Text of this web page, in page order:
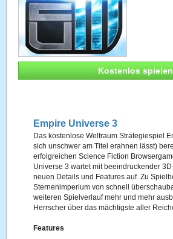
Kostenlos spielen
Empire Universe 3
Das kostenlose Weltraum Strategiespiel
sich unschwer am Titel erahnen lässt)
erfolgreichen Science Fiction
Universe 3 wartet mit beeindruckender
neuen Details und Features auf. Zu
Sternenimperium von schnell
weiteren Spielverlauf mehr und mehr
Herrscher über das mächtigste aller
Features